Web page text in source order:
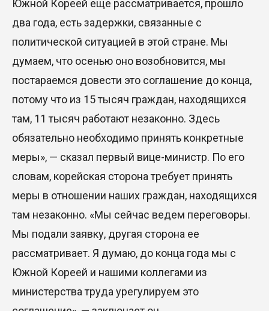
Южной Кореей еще рассматривается, прошло
два года, есть задержки, связанные с
политической ситуацией в этой стране. Мы
думаем, что осенью оно возобновится, мы
постараемся довести это соглашение до конца,
потому что из 15 тысяч граждан, находящихся
там, 11 тысяч работают незаконно. Здесь
обязательно необходимо принять конкретные
меры», — сказал первый вице-министр. По его
словам, корейская сторона требует принять
меры в отношении наших граждан, находящихся
там незаконно. «Мы сейчас ведем переговоры.
Мы подали заявку, другая сторона ее
рассматривает. Я думаю, до конца года мы с
Южной Кореей и нашими коллегами из
министерства труда урегулируем это